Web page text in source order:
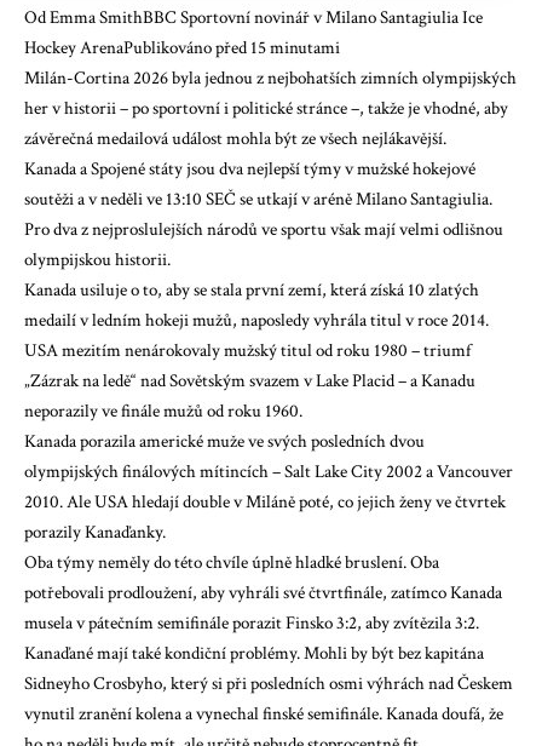
Od Emma SmithBBC Sportovní novinář v Milano Santagiulia Ice
Hockey ArenaPublikováno před 15 minutami
Milán-Cortina 2026 byla jednou z nejbohatších zimních olympijských
her v historii – po sportovní i politické stránce –, takže je vhodné, aby
závěrečná medailová událost mohla být ze všech nejlákavější.
Kanada a Spojené státy jsou dva nejlepší týmy v mužské hokejové
soutěži a v neděli ve 13:10 SEČ se utkají v aréně Milano Santagiulia.
Pro dva z nejproslulejších národů ve sportu však mají velmi odlišnou
olympijskou historii.
Kanada usiluje o to, aby se stala první zemí, která získá 10 zlatých
medailí v ledním hokeji mužů, naposledy vyhrála titul v roce 2014.
USA mezitím nenárokovaly mužský titul od roku 1980 – triumf
„Zázrak na ledě“ nad Sovětským svazem v Lake Placid – a Kanadu
neporazily ve finále mužů od roku 1960.
Kanada porazila americké muže ve svých posledních dvou
olympijských finálových mítincích – Salt Lake City 2002 a Vancouver
2010. Ale USA hledají double v Miláně poté, co jejich ženy ve čtvrtek
porazily Kanaďanky.
Oba týmy neměly do této chvíle úplně hladké bruslení. Oba
potřebovali prodloužení, aby vyhráli své čtvrtfinále, zatímco Kanada
musela v pátečním semifinále porazit Finsko 3:2, aby zvítězila 3:2.
Kanaďané mají také kondiční problémy. Mohli by být bez kapitána
Sidneyho Crosbyho, který si při posledních osmi výhrách nad Českem
vynutil zranění kolena a vynechal finské semifinále. Kanada doufá, že